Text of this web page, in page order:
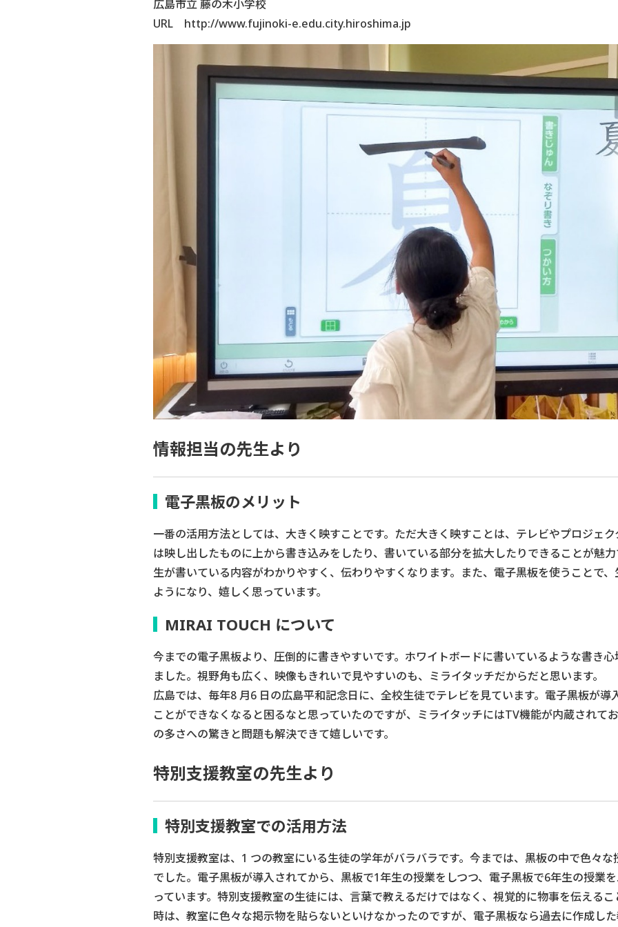
広島市立 藤の木小学校
URL http://www.fujinoki-e.edu.city.hiroshima.jp
情報担当の先生より
電子黒板のメリット
一番の活用方法としては、大きく映すことです。ただ大きく映すことは、テレビやプロジェ
は映し出したものに上から書き込みをしたり、書いている部分を拡大したりできることが魅
生が書いている内容がわかりやすく、伝わりやすくなります。また、電子黒板を使うことで
ようになり、嬉しく思っています。
MIRAI TOUCH について
今までの電子黒板より、圧倒的に書きやすいです。ホワイトボードに書いているような書き
ました。視野角も広く、映像もきれいで見やすいのも、ミライタッチだからだと思います。
広島では、毎年8 月6 日の広島平和記念日に、全校生徒でテレビを見ています。電子黒板が導
ことができなくなると困るなと思っていたのですが、ミライタッチにはTV機能が内蔵されて
の多さへの驚きと問題も解決できて嬉しいです。
特別支援教室の先生より
特別支援教室での活用方法
特別支援教室は、1 つの教室にいる生徒の学年がバラバラです。今までは、黒板の中で色々
でした。電子黒板が導入されてから、黒板で1年生の授業をしつつ、電子黒板で6年生の授業
っています。特別支援教室の生徒には、言葉で教えるだけではなく、視覚的に物事を伝える
時は、教室に色々な掲示物を貼らないといけなかったのですが、電子黒板なら過去に作成し